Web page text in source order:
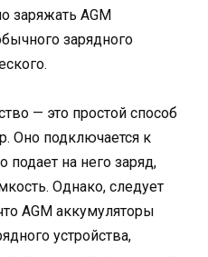
заряжать AGM
зарядного
— это простой способ
Оно подключается к
подает на него заряд,
Однако, следует
AGM аккумуляторы
устройства,